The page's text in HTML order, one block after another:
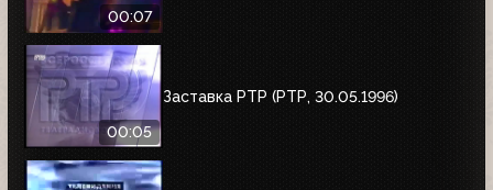
00:07
00:05
Заставка РТР (РТР, 30.05.1996)